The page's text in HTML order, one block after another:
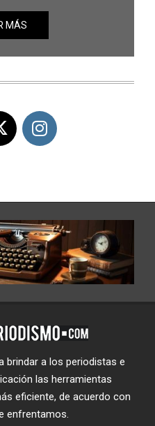
MÁS
brindar a los periodistas e
las herramientas
eficiente, de acuerdo con
enfrentamos.